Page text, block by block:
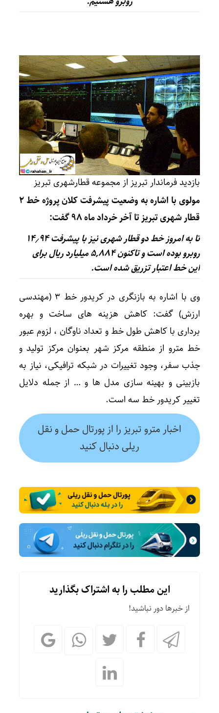
بازدید فرماندار تبریز از مجموعه قطارشهری تبریز
مولوی با اشاره به وضعیت پیشرفت کلان پروژه خط ۲
قطار شهری تبریز تا آخر خرداد ماه ۹۸ گفت:
تا به امروز خط دو قطار شهری نیز با پیشرفت ۱۴٫۹۴
روبرو بوده است و تاکنون ۵,۸۸۴ میلیارد ریال برای
این خط اعتبار تزریق شده است.
وی با اشاره به بازنگری در کریدور خط ۳ (مهندسی
ارزش) گفت: کاهش هزینه های ساخت و بهره
برداری با کاهش طول خط و تعداد ناوگان ، لزوم عبور
خط مترو از منطقه مرکز شهر بعنوان مرکز تولید و
جذب سفر، وجود تغییرات در شبکه ترافیکی، نیاز به
بازبینی و بهینه سازی مدل‌ ها و … از جمله دلایل
تغییر کریدور خط سه است.
اخبار مترو تبریز را از پورتال حمل و نقل
ریلی دنبال کنید
این مطلب را به اشتراک بگذارید
از خبرها دور نباشید!